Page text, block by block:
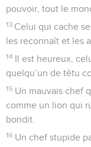
pouvoir, tout le
13 Celui qui cache
les reconnaît et les
14 Il est heureux,
quelqu’un de têtu
15 Un mauvais chef
comme un lion qui
bondit.
16 Un chef stupide